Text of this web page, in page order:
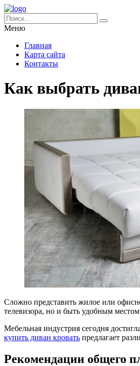
Меню
Главная
Карта сайта
Контакты
Как выбрать
Сложно представить жилое или
телевизора, но и быть удобным местом
Мебельная индустрия сегодня
купить диван кровать предлагает
Рекомендации общего